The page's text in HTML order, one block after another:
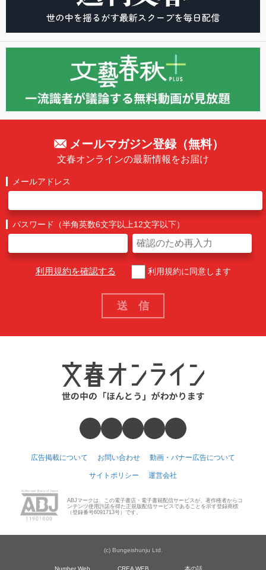
メールマガジン登録（無料）
文春オンラインの最新情報をお届け
メールアドレス
パスワード（半角英数6文字以上12文字以下）
利用規約を確認する 利用規約に同意します
広告掲載について お問い合わせ 動画・バナー広告について
サイトポリシー 運営会社
ABJマークは、この電子書店・電子書籍配信サービスが、著作権者からコ
ンテンツ使用許諾を得た正規版配信サービスであることを示す登録商標
（登録番号6091713号）です。
(c) Bungeishunju Ltd.
Number Web CREA WEB 本の話